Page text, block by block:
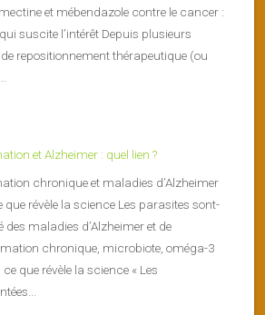
et mébendazole contre le cancer :
suscite l’intérêt Depuis plusieurs
repositionnement thérapeutique (ou
et Alzheimer : quel lien ?
chronique et maladies d’Alzheimer
que révèle la science Les parasites sont-
maladies d’Alzheimer et de
chronique, microbiote, oméga-3
que révèle la science « Les